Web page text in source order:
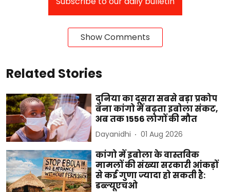
Show Comments
Related Stories
दुनिया का दूसरा सबसे बड़ा प्रकोप
बना कांगो में बढ़ता इबोला संकट,
अब तक 1556 लोगों की मौत
Dayanidhi 01 Aug 2026
कांगो में इबोला के वास्तविक
मामलों की संख्या सरकारी आंकड़ों
से कई गुणा ज्यादा हो सकती है:
डब्ल्यूएचओ